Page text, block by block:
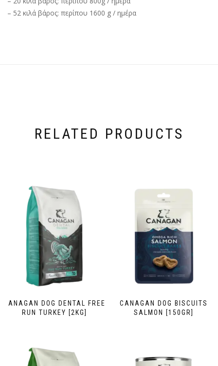
– 52 κιλά βάρος: περίπου 1600 g / ημέρα
RELATED PRODUCTS
CANAGAN DOG DENTAL FREE
RUN TURKEY [2KG]
CANAGAN DOG BISCUITS
SALMON [150GR]